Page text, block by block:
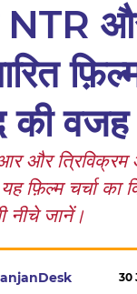
की
और
फ़िल्म चर्चा का
नीचे जानें।
30